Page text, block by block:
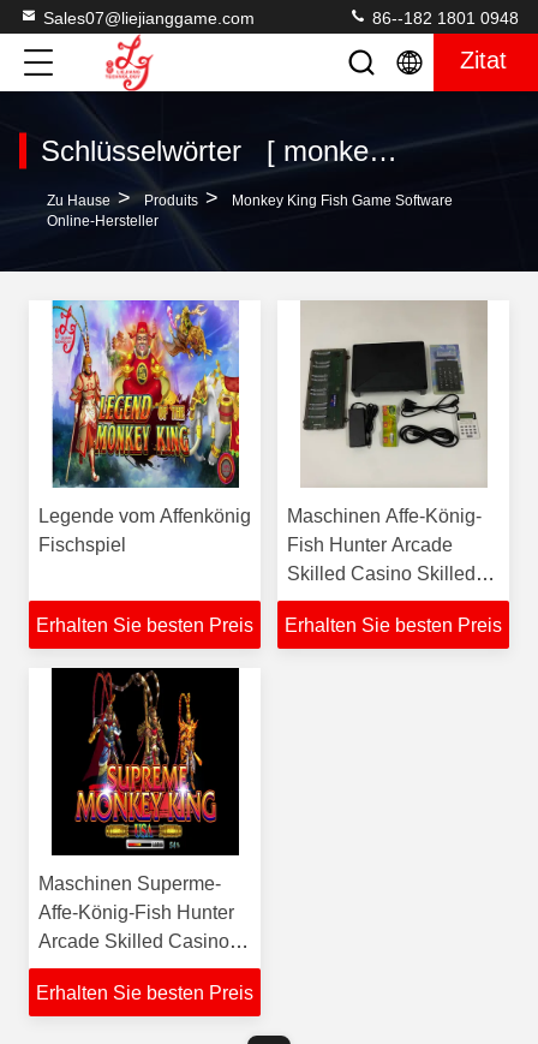
Sales07@liejianggame.com 86--182 1801 0948
Zitat
Schlüsselwörter [ monkey king fish game software ] Übereinstimmung 3 produits
Zu Hause > Produits >
Monkey King Fish Game Software
Online-Hersteller
Legende vom Affenkönig
Fischspiel
Erhalten Sie besten Preis
Maschinen Affe-König-
Fish Hunter Arcade
Skilled Casino Skilled
Gambling Arcade Fish
Hunter Gambling Games
Erhalten Sie besten Preis
Maschinen Superme-
Affe-König-Fish Hunter
Arcade Skilled Casino
Skilled Gambling Arcade
Fish Hunter Gambling
Erhalten Sie besten Preis